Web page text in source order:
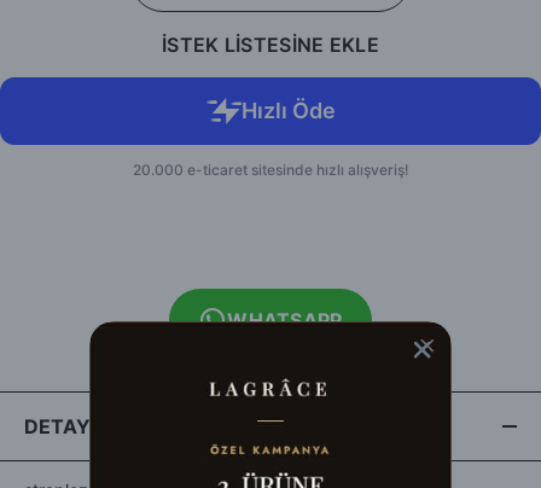
İSTEK LİSTESİNE EKLE
WHATSAPP
DETAYLAR